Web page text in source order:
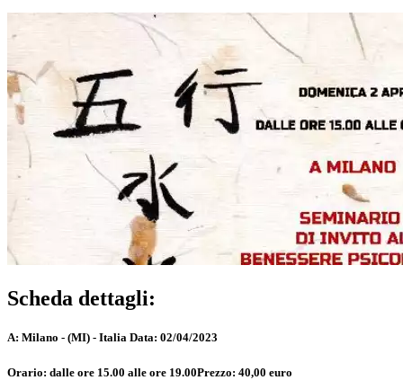
Scheda dettagli:
A: Milano - (MI) - Italia Data: 02/04/2023
Orario: dalle ore 15.00 alle ore 19.00Prezzo: 40,00 euro